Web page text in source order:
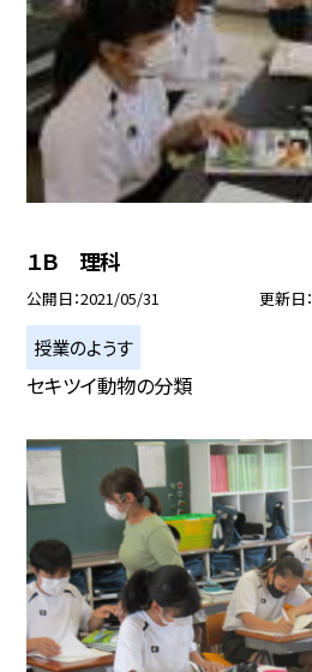
１Ｂ 理科
公開日 2021/05/31 更新日
授業のようす
セキツイ動物の分類